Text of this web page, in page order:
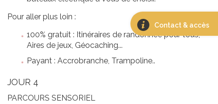
Contact & accès
Pour aller plus loin :
100% gratuit : Itinéraires de randonnée pour tous,
Aires de jeux, Géocaching...
Payant : Accrobranche, Trampoline..
JOUR 4
PARCOURS SENSORIEL